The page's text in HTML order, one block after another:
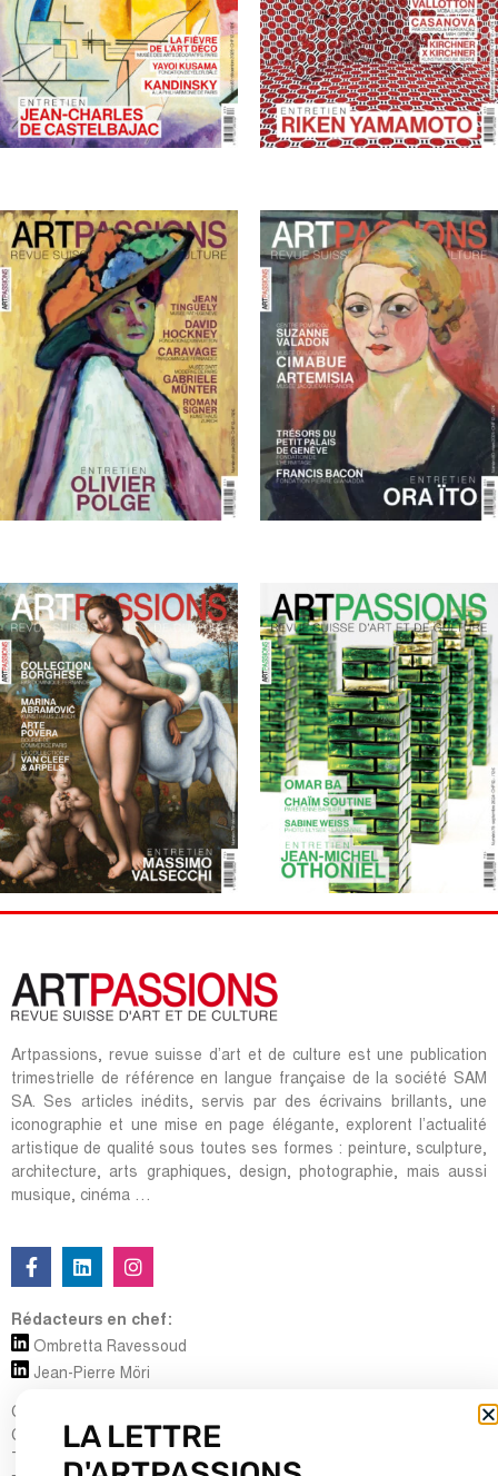
Artpassions, revue suisse d’art et de culture est une publication
trimestrielle de référence en langue française de la société SAM
SA. Ses articles inédits, servis par des écrivains brillants, une
iconographie et une mise en page élégante, explorent l’actualité
artistique de qualité sous toutes ses formes : peinture, sculpture,
architecture, arts graphiques, design, photographie, mais aussi
musique, cinéma …
Rédacteurs en chef:
Ombretta Ravessoud
Jean-Pierre Möri
Cour Saint-Pierre, 5
CH-1204 Genève
Tel : + 41 (0) 22 700 13 80
LA LETTRE